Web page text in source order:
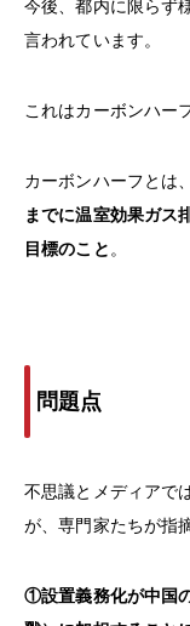
今後、都内に限らず
言われています。
これはカーボンハー
カーボンハーフとは
までに温室効果ガス
目標のこと 。
問題点
不思議とメディアで
が、専門家たちが指
①設置義務化が中国